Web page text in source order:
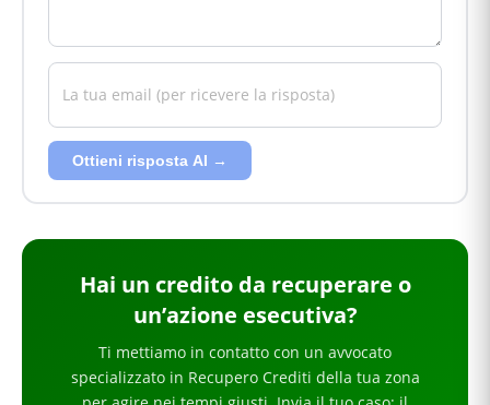
Ottieni risposta AI →
Hai un credito da recuperare o
un’azione esecutiva?
Ti mettiamo in contatto con un avvocato
specializzato in Recupero Crediti della tua zona